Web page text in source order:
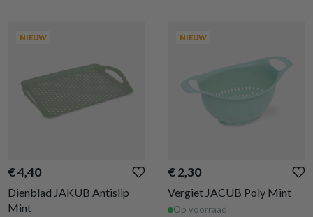
NIEUW
€ 4,40
Dienblad JAKUB Antislip
Mint
NIEUW
€ 2,30
Vergiet JACUB Poly Mint
Op voorraad